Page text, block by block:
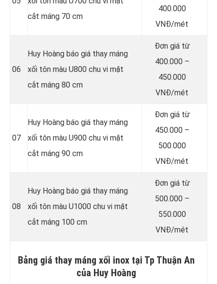
cắt máng 70 cm
400.000
VNĐ/mét
06
Huy Hoàng báo giá thay máng
xối tôn màu U800 chu vi mặt
cắt máng 80 cm
Đơn giá từ
400.000 –
450.000
VNĐ/mét
07
Huy Hoàng báo giá thay máng
xối tôn màu U900 chu vi mặt
cắt máng 90 cm
Đơn giá từ
450.000 –
500.000
VNĐ/mét
08
Huy Hoàng báo giá thay máng
xối tôn màu U1000 chu vi mặt
cắt máng 100 cm
Đơn giá từ
500.000 –
550.000
VNĐ/mét
Bảng giá thay máng xối inox tại Tp Thuận An
của Huy Hoàng